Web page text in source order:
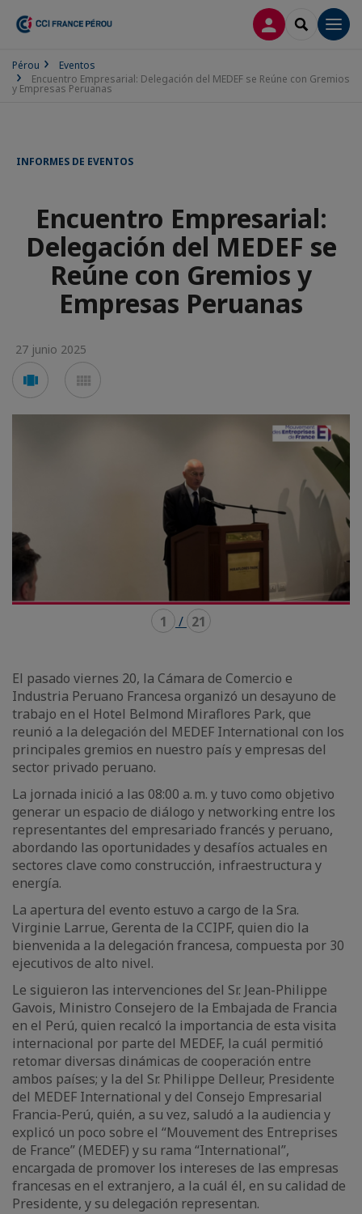
CONECTARSE
SEARCH
Pérou
Eventos
Encuentro Empresarial: Delegación del MEDEF se Reúne con Gremios
y Empresas Peruanas
INFORMES DE EVENTOS
Encuentro Empresarial:
Delegación del MEDEF se
Reúne con Gremios y
Empresas Peruanas
27 junio 2025
Voir
en
en
1 / 21
El pasado viernes 20, la Cámara de Comercio e
Industria Peruano Francesa organizó un desayuno de
trabajo en el Hotel Belmond Miraflores Park, que
reunió a la delegación del MEDEF International con los
principales gremios en nuestro país y empresas del
sector privado peruano.
La jornada inició a las 08:00 a. m. y tuvo como objetivo
generar un espacio de diálogo y networking entre los
representantes del empresariado francés y peruano,
abordando las oportunidades y desafíos actuales en
sectores clave como construcción, infraestructura y
energía.
La apertura del evento estuvo a cargo de la Sra.
Virginie Larrue, Gerenta de la CCIPF, quien dio la
bienvenida a la delegación francesa, compuesta por 30
ejecutivos de alto nivel.
Le siguieron las intervenciones del Sr. Jean-Philippe
Gavois, Ministro Consejero de la Embajada de Francia
en el Perú, quien recalcó la importancia de esta visita
internacional por parte del MEDEF, la cuál permitió
retomar diversas dinámicas de cooperación entre
ambos países; y la del Sr. Philippe Delleur, Presidente
del MEDEF International y del Consejo Empresarial
Francia-Perú, quién, a su vez, saludó a la audiencia y
explicó un poco sobre el “Mouvement des Entreprises
de France” (MEDEF) y su rama “International”,
encargada de promover los intereses de las empresas
francesas en el extranjero, a la cuál él, en su calidad de
Presidente, y su delegación representan.